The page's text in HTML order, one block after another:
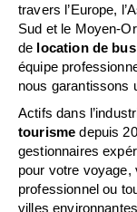
travers l’Europe,
Sud et le Moyen-
de location de
équipe
nous garantissons
Actifs dans
tourisme depuis
gestionnaires
pour votre
professionnel ou
villes